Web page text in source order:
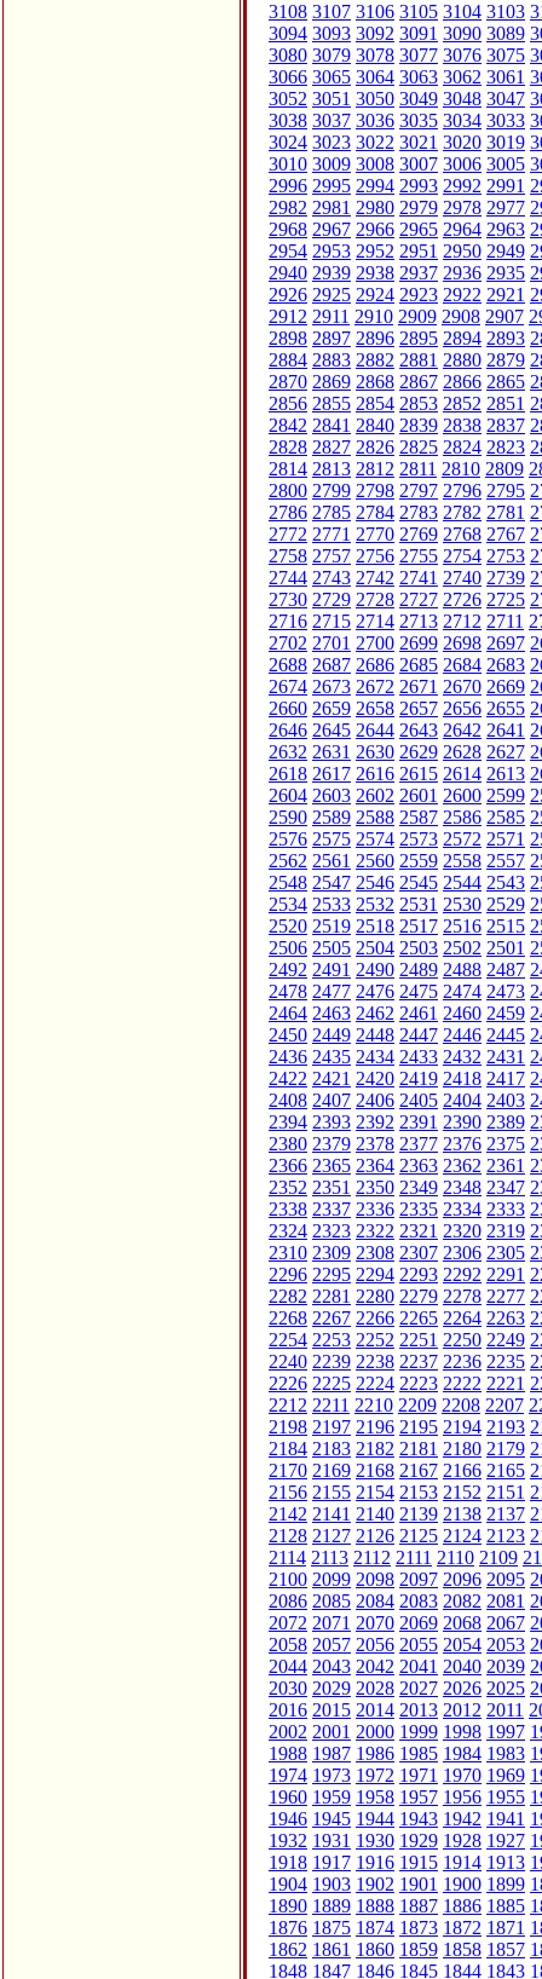
3108 3107 3106 3105 3104 3103
3094 3093 3092 3091 3090 3089
3080 3079 3078 3077 3076 3075
3066 3065 3064 3063 3062 3061
3052 3051 3050 3049 3048 3047
3038 3037 3036 3035 3034 3033
3024 3023 3022 3021 3020 3019
3010 3009 3008 3007 3006 3005
2996 2995 2994 2993 2992 2991
2982 2981 2980 2979 2978 2977
2968 2967 2966 2965 2964 2963
2954 2953 2952 2951 2950 2949
2940 2939 2938 2937 2936 2935
2926 2925 2924 2923 2922 2921
2912 2911 2910 2909 2908 2907
2898 2897 2896 2895 2894 2893
2884 2883 2882 2881 2880 2879
2870 2869 2868 2867 2866 2865
2856 2855 2854 2853 2852 2851
2842 2841 2840 2839 2838 2837
2828 2827 2826 2825 2824 2823
2814 2813 2812 2811 2810 2809
2800 2799 2798 2797 2796 2795
2786 2785 2784 2783 2782 2781
2772 2771 2770 2769 2768 2767
2758 2757 2756 2755 2754 2753
2744 2743 2742 2741 2740 2739
2730 2729 2728 2727 2726 2725
2716 2715 2714 2713 2712 2711
2702 2701 2700 2699 2698 2697
2688 2687 2686 2685 2684 2683
2674 2673 2672 2671 2670 2669
2660 2659 2658 2657 2656 2655
2646 2645 2644 2643 2642 2641
2632 2631 2630 2629 2628 2627
2618 2617 2616 2615 2614 2613
2604 2603 2602 2601 2600 2599
2590 2589 2588 2587 2586 2585
2576 2575 2574 2573 2572 2571
2562 2561 2560 2559 2558 2557
2548 2547 2546 2545 2544 2543
2534 2533 2532 2531 2530 2529
2520 2519 2518 2517 2516 2515
2506 2505 2504 2503 2502 2501
2492 2491 2490 2489 2488 2487
2478 2477 2476 2475 2474 2473
2464 2463 2462 2461 2460 2459
2450 2449 2448 2447 2446 2445
2436 2435 2434 2433 2432 2431
2422 2421 2420 2419 2418 2417
2408 2407 2406 2405 2404 2403
2394 2393 2392 2391 2390 2389
2380 2379 2378 2377 2376 2375
2366 2365 2364 2363 2362 2361
2352 2351 2350 2349 2348 2347
2338 2337 2336 2335 2334 2333
2324 2323 2322 2321 2320 2319
2310 2309 2308 2307 2306 2305
2296 2295 2294 2293 2292 2291
2282 2281 2280 2279 2278 2277
2268 2267 2266 2265 2264 2263
2254 2253 2252 2251 2250 2249
2240 2239 2238 2237 2236 2235
2226 2225 2224 2223 2222 2221
2212 2211 2210 2209 2208 2207
2198 2197 2196 2195 2194 2193
2184 2183 2182 2181 2180 2179
2170 2169 2168 2167 2166 2165
2156 2155 2154 2153 2152 2151
2142 2141 2140 2139 2138 2137
2128 2127 2126 2125 2124 2123
2114 2113 2112 2111 2110 2109
2100 2099 2098 2097 2096 2095
2086 2085 2084 2083 2082 2081
2072 2071 2070 2069 2068 2067
2058 2057 2056 2055 2054 2053
2044 2043 2042 2041 2040 2039
2030 2029 2028 2027 2026 2025
2016 2015 2014 2013 2012 2011
2002 2001 2000 1999 1998 1997
1988 1987 1986 1985 1984 1983
1974 1973 1972 1971 1970 1969
1960 1959 1958 1957 1956 1955
1946 1945 1944 1943 1942 1941
1932 1931 1930 1929 1928 1927
1918 1917 1916 1915 1914 1913
1904 1903 1902 1901 1900 1899
1890 1889 1888 1887 1886 1885
1876 1875 1874 1873 1872 1871
1862 1861 1860 1859 1858 1857
1848 1847 1846 1845 1844 1843